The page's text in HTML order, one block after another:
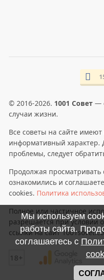
© 2016-2026. 1001 Совет—
случаи жизни.
Все советы на сайте
информативный
проблемы, следует
Продолжая просматривать
ознакомились и
cookies. Политика
Полное или частичное
разрешается при условии
ссылки на сайт
18+
Мы используем
работы сайта.
соглашаетесь с